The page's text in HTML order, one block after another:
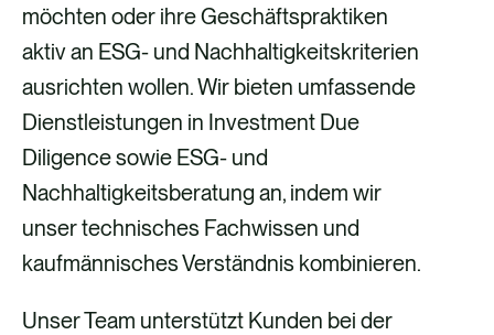
möchten oder ihre Geschäftspraktiken
aktiv an ESG- und Nachhaltigkeitskriterien
ausrichten wollen. Wir bieten umfassende
Dienstleistungen in Investment Due
Diligence sowie ESG- und
Nachhaltigkeitsberatung an, indem wir
unser technisches Fachwissen und
kaufmännisches Verständnis kombinieren.
Unser Team unterstützt Kunden bei der